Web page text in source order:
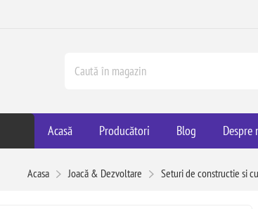
Acasă Producători Blog Despre
Acasa Joacă & Dezvoltare Seturi de constructie si